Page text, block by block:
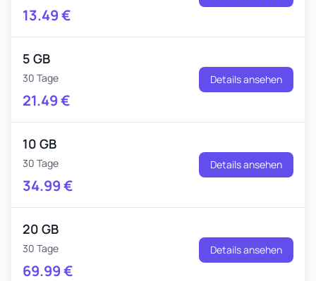
13.49€
5 GB
30 Tage
21.49€
Details ansehen
10 GB
30 Tage
34.99€
Details ansehen
20 GB
30 Tage
69.99€
Details ansehen